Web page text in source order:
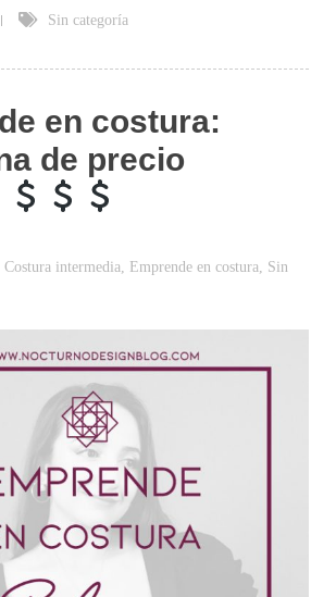
Sin categoría
en costura:
de precio
Costura intermedia, Emprende en costura, Sin